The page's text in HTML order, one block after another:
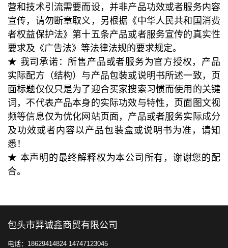
营和技术引流需要而设，并非产品功效或者服务内容
宣传，请勿断章取义，另根据《中华人民共和国消费
者权益保护法》第十五条产品或者服务宣传的真实性
要求及《广告法》等法律法规的要求规定。
★ 我司承诺：所售产品或者服务为官方授权，产品
实际配方（结构）与产品包装或说明书所述一致，页
面标题仅仅只是为了迎合买家搜索习惯而使用的关键
词，不代表产品本身的实际功效与特性，页面图文视
频等信息仅为优化网站页面，产品或者服务实际成分
及功效或者内容以产品包装盒或说明书为准，请知
悉！
★ 本声明的最终解释权为本公司所有，谢谢您的配
合。
包头市羿诚鑫商贸有限公司
电话：18629414824 14747123045